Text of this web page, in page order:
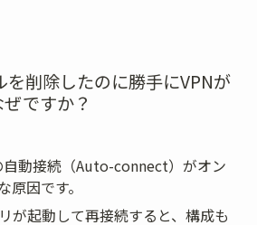
を削除したのに勝手にVPNが
ですか？
動接続（Auto-connect）がオン
原因です。
が起動して再接続すると、構成も